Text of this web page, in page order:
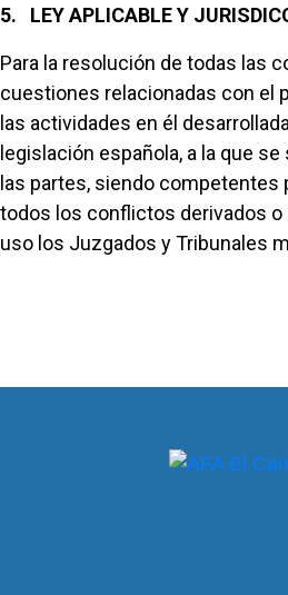
5. LEY APLICABLE Y
Para la resolución de todas las
cuestiones relacionadas con el
las actividades en él
legislación española, a la que
las partes, siendo competentes
todos los conflictos derivados o
uso los Juzgados y Tribunales